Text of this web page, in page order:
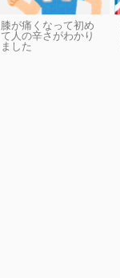
膝が痛くなって初め
て人の辛さがわかり
ました